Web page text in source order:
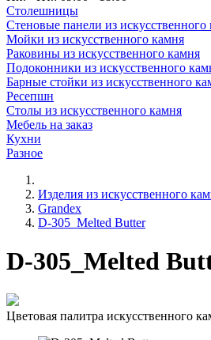
Столешницы
Стеновые панели из искусственного
Мойки из искусственного камня
Раковины из искусственного камня
Подоконники из искусственного
Барные стойки из искусственного
Ресепшн
Cтолы из искусственного камня
Мебель на заказ
Кухни
Разное
Строка
навигации
Изделия из искусственного
Grandex
D-305_Melted Butter
D-305_Melted
Цветовая палитра искусственного